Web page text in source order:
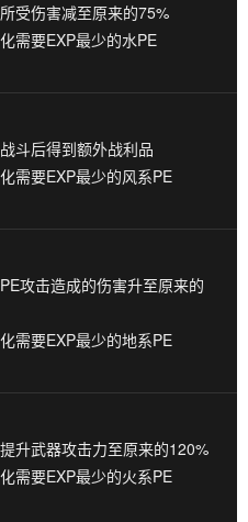
受伤害减至原来的75%
需要EXP最少的水PE
斗后得到额外战利品
需要EXP最少的风系PE
攻击造成的伤害升至原来的
需要EXP最少的地系PE
升武器攻击力至原来的120%
需要EXP最少的火系PE